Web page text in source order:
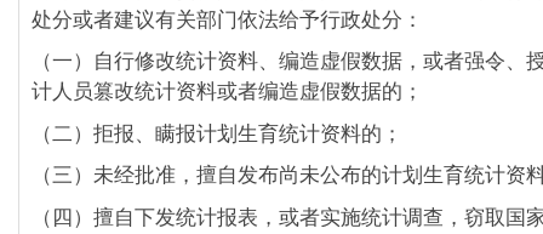
处分或者建议有关部门依法给予行政处分：
（一）自行修改统计资料、编造虚假数据，或者强令、
计人员篡改统计资料或者编造虚假数据的；
（二）拒报、瞒报计划生育统计资料的；
（三）未经批准，擅自发布尚未公布的计划生育统计资
（四）擅自下发统计报表，或者实施统计调查，窃取国